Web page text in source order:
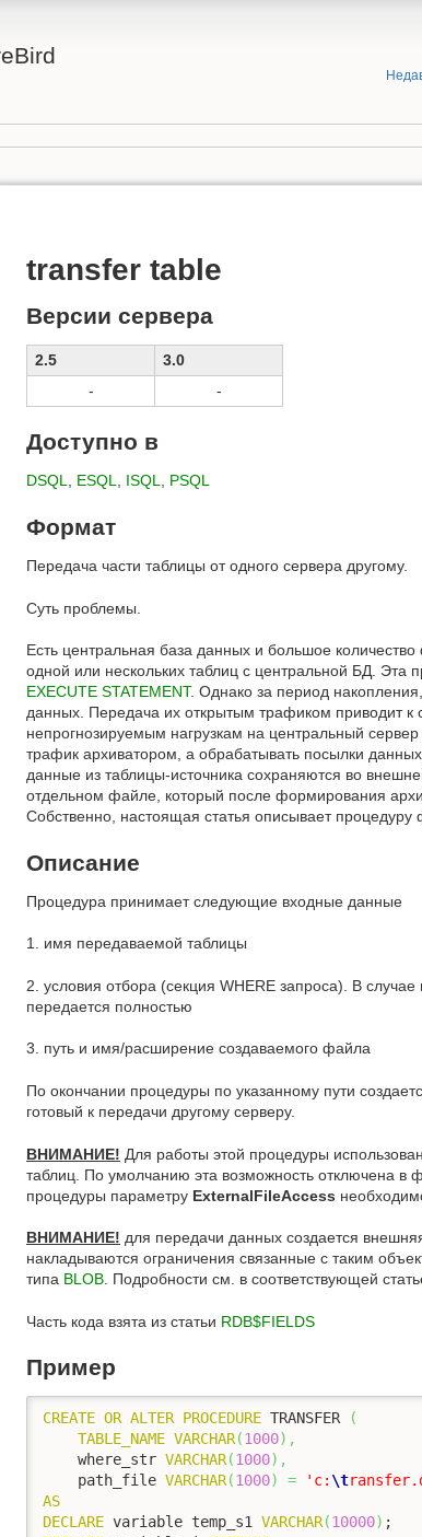
transfer table
Версии сервера
2.5
3.0
-
-
Доступно в
DSQL, ESQL, ISQL, PSQL
Формат
Передача части таблицы от одного сервера другому.
Суть проблемы.
Есть центральная база данных и большое
одной или нескольких таблиц с центральной БД.
EXECUTE STATEMENT. Однако за период
данных. Передача их открытым трафиком приводит к
непрогнозируемым нагрузкам на центральный
трафик архиватором, а обрабатывать посылки
данные из таблицы-источника сохраняются во
отдельном файле, который после формирования
Собственно, настоящая статья описывает
Описание
Процедура принимает следующие входные данные
1. имя передаваемой таблицы
2. условия отбора (секция WHERE запроса). В
передается полностью
3. путь и имя/расширение создаваемого файла
По окончании процедуры по указанному пути
готовый к передачи другому серверу.
ВНИМАНИЕ! Для работы этой процедуры
таблиц. По умолчанию эта возможность отключена в
процедуры параметру ExternalFileAccess
ВНИМАНИЕ! для передачи данных создается
накладываются ограничения связанные с таким
типа BLOB. Подробности см. в соответствующей
Часть кода взята из статьи RDB$FIELDS
Пример
CREATE OR ALTER PROCEDURE TRANSFER
(
TABLE_NAME VARCHAR(1000) ,
    where_str
VARCHAR(1000) ,
    path_file
VARCHAR(1000) = 'c: \t
AS
DECLARE variable temp_s1 VARCHAR(10000)